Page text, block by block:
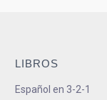
LIBROS
Español en 3-2-1